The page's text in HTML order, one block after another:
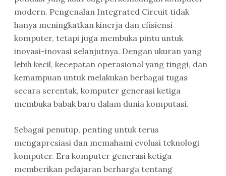
modern. Pengenalan Integrated Circuit tidak
hanya meningkatkan kinerja dan efisiensi
komputer, tetapi juga membuka pintu untuk
inovasi-inovasi selanjutnya. Dengan ukuran yang
lebih kecil, kecepatan operasional yang tinggi, dan
kemampuan untuk melakukan berbagai tugas
secara serentak, komputer generasi ketiga
membuka babak baru dalam dunia komputasi.
Sebagai penutup, penting untuk terus
mengapresiasi dan memahami evolusi teknologi
komputer. Era komputer generasi ketiga
memberikan pelajaran berharga tentang